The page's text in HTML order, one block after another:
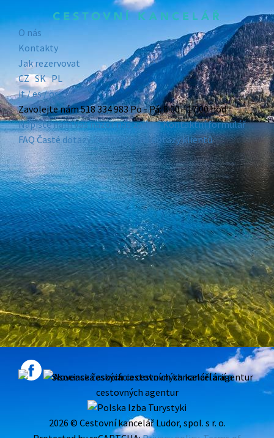
O nás
Kontakty
Jak rezervovat
CZ SK PL
it /es/ ös
Zavolejte nám518 334 983Po - Pá: 8:00 - 17:00 hod
Napište námVáš názor nás zajímáKontaktní formulář
FAQ Časté dotazy Zodpovídáme dotazy klientů
2026 © Cestovní kancelář Ludor, spol. s r. o.